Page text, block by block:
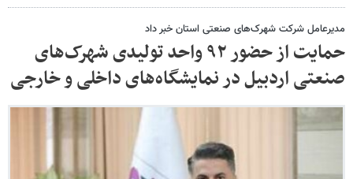
مدیرعامل شرکت شهرک‌های صنعتی استان خبر داد
حمایت از حضور ۹۲ واحد تولیدی شهرک‌های
صنعتی اردبیل در نمایشگاه‌های داخلی و خارجی